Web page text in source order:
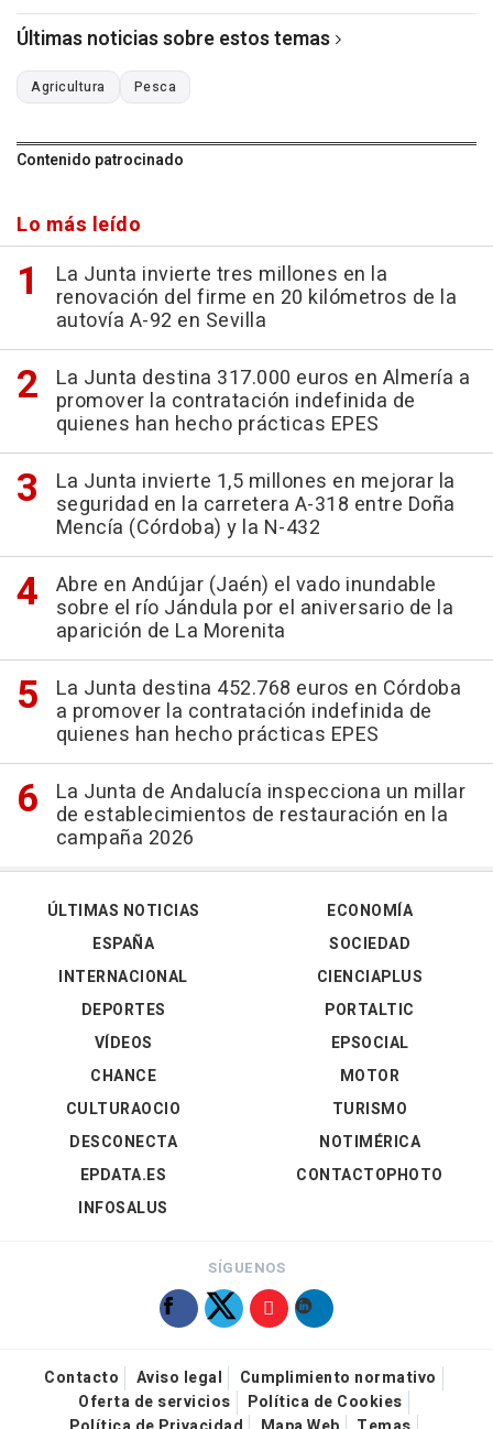
Últimas noticias sobre estos temas
Agricultura Pesca
Contenido patrocinado
Lo más leído
La Junta invierte tres millones en la
renovación del firme en 20 kilómetros de la
autovía A-92 en Sevilla
La Junta destina 317.000 euros en Almería a
promover la contratación indefinida de
quienes han hecho prácticas EPES
La Junta invierte 1,5 millones en mejorar la
seguridad en la carretera A-318 entre Doña
Mencía (Córdoba) y la N-432
Abre en Andújar (Jaén) el vado inundable
sobre el río Jándula por el aniversario de la
aparición de La Morenita
La Junta destina 452.768 euros en Córdoba
a promover la contratación indefinida de
quienes han hecho prácticas EPES
La Junta de Andalucía inspecciona un millar
de establecimientos de restauración en la
campaña 2026
ÚLTIMAS NOTICIAS
ESPAÑA
INTERNACIONAL
DEPORTES
VÍDEOS
ECONOMÍA
SOCIEDAD
CIENCIAPLUS
PORTALTIC
EPSOCIAL
CHANCE
CULTURAOCIO
DESCONECTA
EPDATA.ES
INFOSALUS
MOTOR
TURISMO
NOTIMÉRICA
CONTACTOPHOTO
SÍGUENOS
Contacto Aviso legal
Cumplimiento normativo
Oferta de servicios
Política de Cookies